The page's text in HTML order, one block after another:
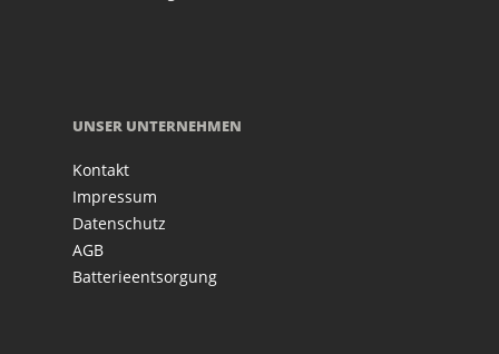
UNSER UNTERNEHMEN
Kontakt
Impressum
Datenschutz
AGB
Batterieentsorgung